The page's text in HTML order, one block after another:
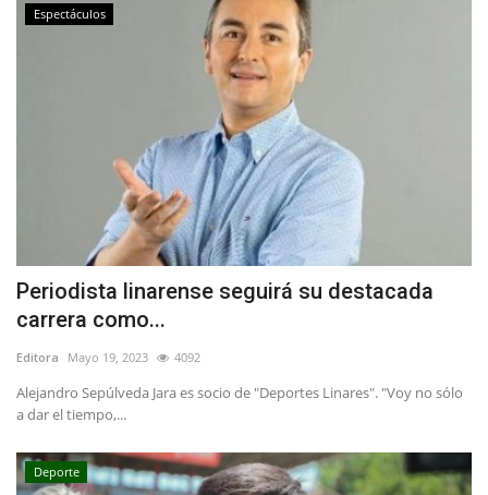
Espectáculos
Periodista linarense seguirá su destacada
carrera como...
Editora Mayo 19, 2023 4092
Alejandro Sepúlveda Jara es socio de "Deportes Linares". "Voy no sólo
a dar el tiempo,...
Deporte